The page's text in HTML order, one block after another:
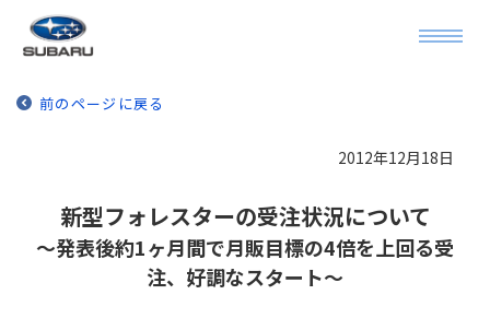
前のページに戻る
2012年12月18日
新型フォレスターの受注状況について
～発表後約1ヶ月間で月販目標の4倍を上回る受
注、好調なスタート～